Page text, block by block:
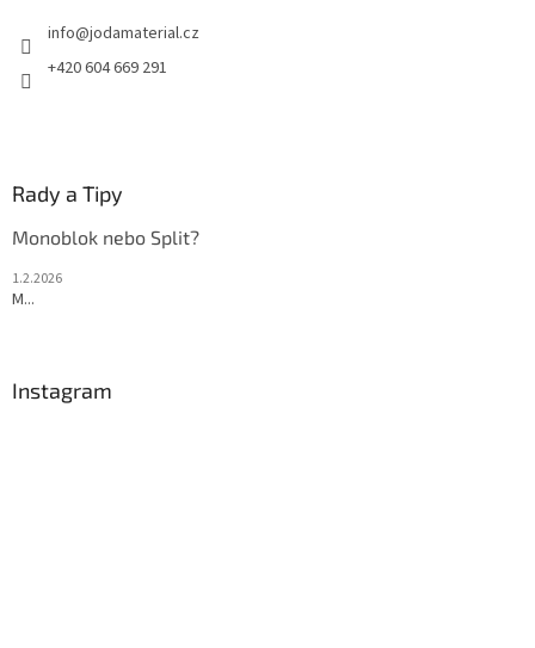
info@jodamaterial.cz
+420 604 669 291
Rady a Tipy
Monoblok nebo Split?
1.2.2026
M...
Instagram